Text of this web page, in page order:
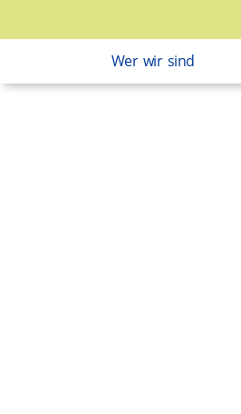
Wer wir sind